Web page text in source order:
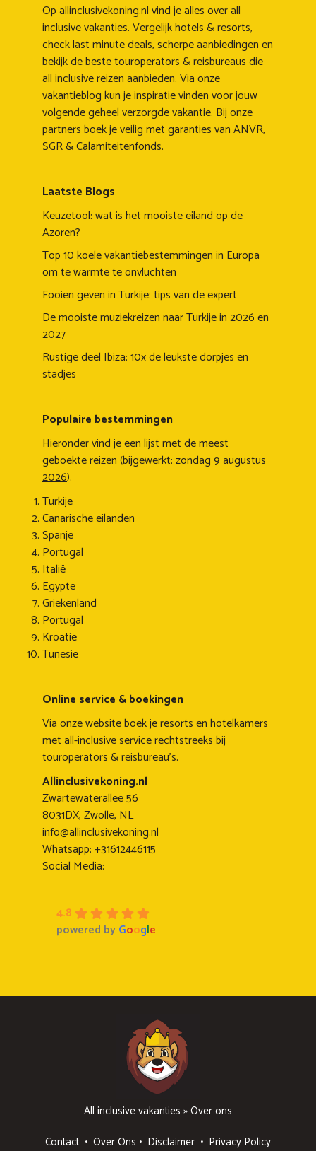
Op allinclusivekoning.nl vind je alles over all
inclusive vakanties. Vergelijk hotels & resorts,
check last minute deals, scherpe aanbiedingen en
bekijk de beste touroperators & reisbureaus die
all inclusive reizen aanbieden. Via onze
vakantieblog kun je inspiratie vinden voor jouw
volgende geheel verzorgde vakantie. Bij onze
partners boek je veilig met garanties van ANVR,
SGR & Calamiteitenfonds.
Laatste Blogs
Keuzetool: wat is het mooiste eiland op de
Azoren?
Top 10 koele vakantiebestemmingen in Europa
om te warmte te onvluchten
Fooien geven in Turkije: tips van de expert
De mooiste muziekreizen naar Turkije in 2026 en
2027
Rustige deel Ibiza: 10x de leukste dorpjes en
stadjes
Populaire bestemmingen
Hieronder vind je een lijst met de meest
geboekte reizen (bijgewerkt: zondag 9 augustus
2026).
Turkije
Canarische eilanden
Spanje
Portugal
Italië
Egypte
Griekenland
Portugal
Kroatië
Tunesië
Online service & boekingen
Via onze website boek je resorts en hotelkamers
met all-inclusive service rechtstreeks bij
touroperators & reisbureau's.
Allinclusivekoning.nl
Zwartewaterallee 56
8031DX, Zwolle, NL
info@allinclusivekoning.nl
Whatsapp: +31612446115
Social Media:
4.8
powered byGoogle
All inclusive vakanties »Over ons
Contact • Over Ons • Disclaimer • Privacy Policy